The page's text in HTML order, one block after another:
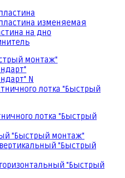
изменяемая
на дно
монтаж"
N
лотка "Быстрый
лотка "Быстрый
"Быстрый монтаж"
"Быстрый
"Быстрый